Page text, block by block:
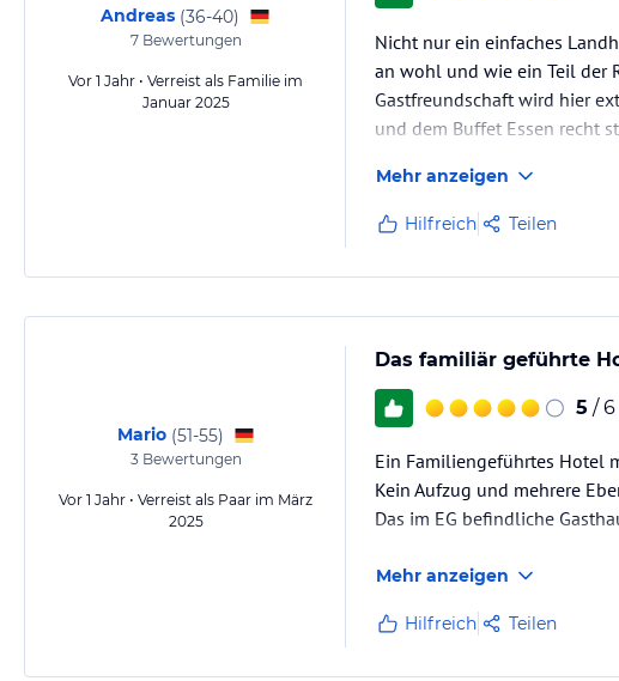
Andreas (36-40)
7Bewertungen
Vor 1 Jahr • Verreist als Familie im
Januar 2025
Nicht nur ein einfaches
an wohl und wie ein Teil der
Gastfreundschaft wird hier
und dem Buffet Essen recht
Mehr anzeigen
Hilfreich Teilen
Mario (51-55)
3Bewertungen
Vor 1 Jahr • Verreist als Paar im März
2025
Das familiär geführte
5 / 6
Ein Familiengeführtes Hotel
Kein Aufzug und mehrere
Das im EG befindliche
Mehr anzeigen
Hilfreich Teilen